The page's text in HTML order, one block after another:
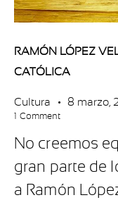
RAMÓN LÓPEZ
CATÓLICA
Cultura 8 marzo,
1 Comment
No creemos
gran parte de
a Ramón